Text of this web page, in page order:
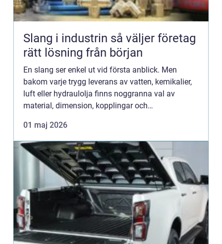
Slang i industrin så väljer företag
rätt lösning från början
En slang ser enkel ut vid första anblick. Men
bakom varje trygg leverans av vatten, kemikalier,
luft eller hydraulolja finns noggranna val av
material, dimension, kopplingar och
slangar minskar stillestånd...
01 maj 2026